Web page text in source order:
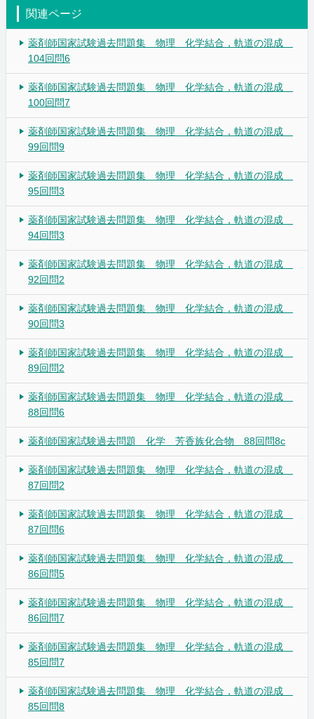
関連ページ
薬剤師国家試験過去問題集 物理 化学結合，軌道の混成
104回問6
薬剤師国家試験過去問題集 物理 化学結合，軌道の混成
100回問7
薬剤師国家試験過去問題集 物理 化学結合，軌道の混成
99回問9
薬剤師国家試験過去問題集 物理 化学結合，軌道の混成
95回問3
薬剤師国家試験過去問題集 物理 化学結合，軌道の混成
94回問3
薬剤師国家試験過去問題集 物理 化学結合，軌道の混成
92回問2
薬剤師国家試験過去問題集 物理 化学結合，軌道の混成
90回問3
薬剤師国家試験過去問題集 物理 化学結合，軌道の混成
89回問2
薬剤師国家試験過去問題集 物理 化学結合，軌道の混成
88回問6
薬剤師国家試験過去問題 化学 芳香族化合物 88回問8c
薬剤師国家試験過去問題集 物理 化学結合，軌道の混成
87回問2
薬剤師国家試験過去問題集 物理 化学結合，軌道の混成
87回問6
薬剤師国家試験過去問題集 物理 化学結合，軌道の混成
86回問5
薬剤師国家試験過去問題集 物理 化学結合，軌道の混成
86回問7
薬剤師国家試験過去問題集 物理 化学結合，軌道の混成
85回問7
薬剤師国家試験過去問題集 物理 化学結合，軌道の混成
85回問8